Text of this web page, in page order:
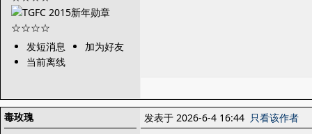
发短消息
加为好友
当前离线
毒玫瑰
发表于 2026-6-4 16:44 只看该作者